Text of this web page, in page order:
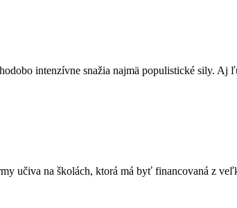
intenzívne snažia najmä populistické sily. Aj
učiva na školách, ktorá má byť financovaná z